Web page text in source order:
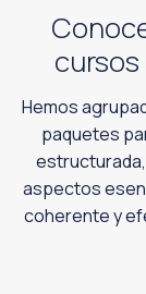
Hemos
paquetes
aspectos
coherente y